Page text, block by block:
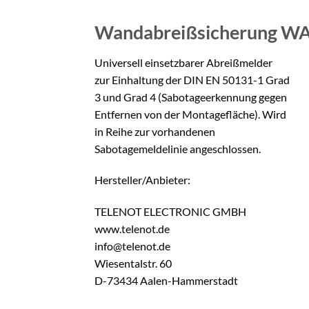
Wandabreißsicherung
Universell einsetzbarer Abreißmelder
zur Einhaltung der DIN EN 50131-1 Grad
3 und Grad 4 (Sabotageerkennung gegen
Entfernen von der Montagefläche). Wird
in Reihe zur vorhandenen
Sabotagemeldelinie angeschlossen.
Hersteller/Anbieter:
TELENOT ELECTRONIC GMBH
www.telenot.de
info@telenot.de
Wiesentalstr. 60
D-73434 Aalen-Hammerstadt